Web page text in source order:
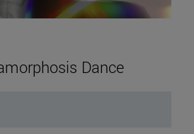
Dance